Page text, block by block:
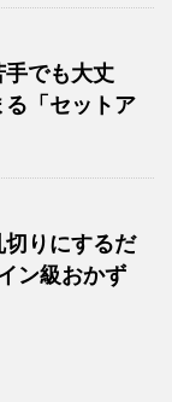
手でも大丈
「セットア
りにするだ
ン級おかず